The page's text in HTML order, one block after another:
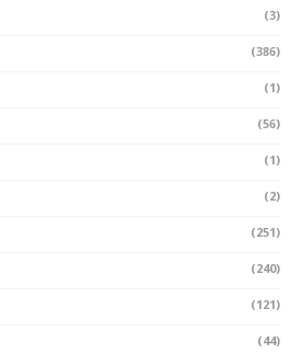
(3)
(386)
(1)
(56)
(1)
(2)
(251)
(240)
(121)
(44)